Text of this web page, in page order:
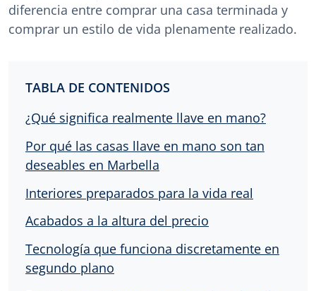
diferencia entre comprar una casa terminada y
comprar un estilo de vida plenamente realizado.
TABLA DE CONTENIDOS
¿Qué significa realmente llave en mano?
Por qué las casas llave en mano son tan
deseables en Marbella
Interiores preparados para la vida real
Acabados a la altura del precio
Tecnología que funciona discretamente en
segundo plano